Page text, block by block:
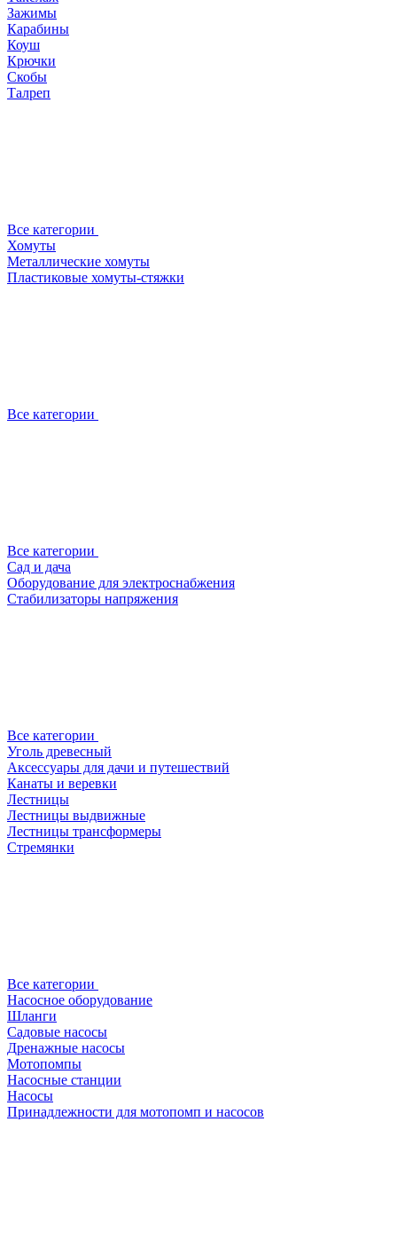
Зажимы
Карабины
Коуш
Крючки
Скобы
Талреп
Все категории
Хомуты
Металлические хомуты
Пластиковые хомуты-стяжки
Все категории
Все категории
Сад и дача
Оборудование для электроснабжения
Стабилизаторы напряжения
Все категории
Уголь древесный
Аксессуары для дачи и путешествий
Канаты и веревки
Лестницы
Лестницы выдвижные
Лестницы трансформеры
Стремянки
Все категории
Насосное оборудование
Шланги
Садовые насосы
Дренажные насосы
Мотопомпы
Насосные станции
Насосы
Принадлежности для мотопомп и насосов